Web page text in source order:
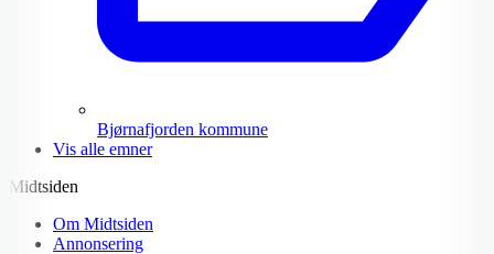
Bjørnafjorden kommune
Vis alle emner
Midtsiden
Om Midtsiden
Annonsering